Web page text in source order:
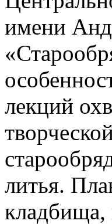
имени
лекций
литья.
кладбища,